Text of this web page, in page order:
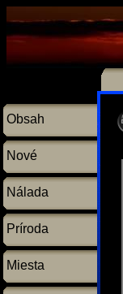
Obsah
Nové
Nálada
Príroda
Miesta